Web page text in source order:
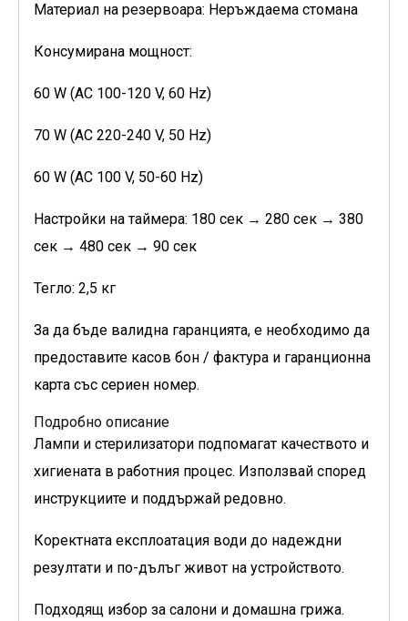
Материал на резервоара: Неръждаема стомана
Консумирана мощност:
60 W (AC 100-120 V, 60 Hz)
70 W (AC 220-240 V, 50 Hz)
60 W (AC 100 V, 50-60 Hz)
Настройки на таймера: 180 сек → 280 сек → 380
сек → 480 сек → 90 сек
Тегло: 2,5 кг
За да бъде валидна гаранцията, е необходимо да
предоставите касов бон / фактура и гаранционна
карта със сериен номер.
Подробно описание
Лампи и стерилизатори подпомагат качеството и
хигиената в работния процес. Използвай според
инструкциите и поддържай редовно.
Коректната експлоатация води до надеждни
резултати и по-дълъг живот на устройството.
Подходящ избор за салони и домашна грижа.